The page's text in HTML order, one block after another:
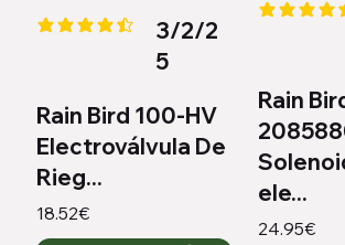
la calificación promedio es 4.3 de 5
3/2/2
5
Rain Bird 100-HV
Electroválvula De
Rieg...
18.52€
la
Rain
ele...
24.95€